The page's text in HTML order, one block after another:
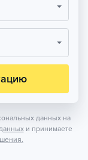
данных на
и принимаете